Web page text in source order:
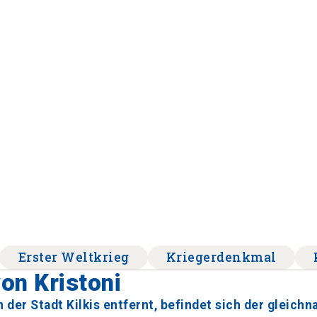
Erster Weltkrieg Kriegerdenkmal
Kristoni
Stadt Kilkis entfernt, befindet sich der